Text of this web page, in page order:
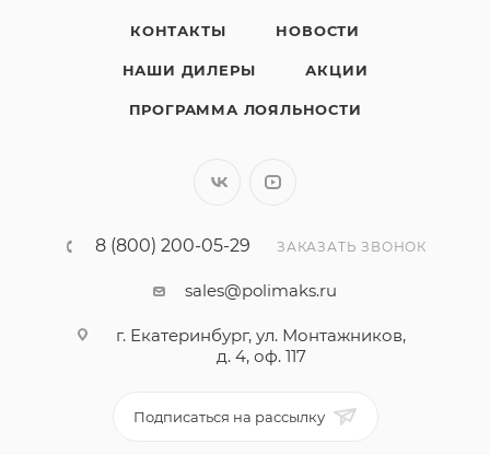
КОНТАКТЫ НОВОСТИ
НАШИ ДИЛЕРЫ АКЦИИ
ПРОГРАММА ЛОЯЛЬНОСТИ
8 (800) 200-05-29 ЗАКАЗАТЬ ЗВОНОК
sales@polimaks.ru
г. Екатеринбург, ул. Монтажников,
д. 4, оф. 117
Подписаться на рассылку